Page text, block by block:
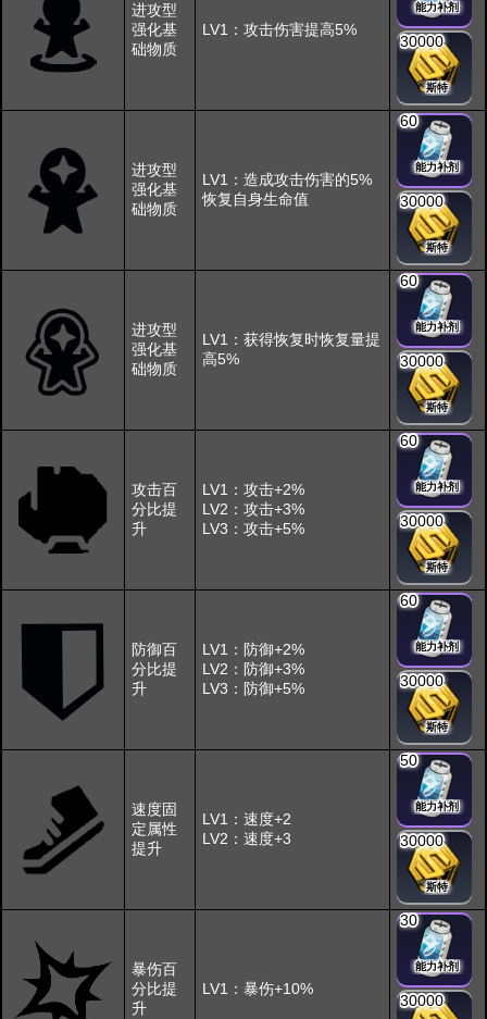
进攻型
强化基
础物质
LV1：攻击伤害提高5%
能力补剂
30000
斯特
进攻型
强化基
础物质
LV1：造成攻击伤害的5%
恢复自身生命值
60
能力补剂
30000
斯特
进攻型
强化基
础物质
LV1：获得恢复时恢复量提
高5%
60
能力补剂
30000
斯特
攻击百
分比提
升
LV1：攻击+2%
LV2：攻击+3%
LV3：攻击+5%
60
能力补剂
30000
斯特
防御百
分比提
升
LV1：防御+2%
LV2：防御+3%
LV3：防御+5%
60
能力补剂
30000
斯特
速度固
定属性
提升
LV1：速度+2
LV2：速度+3
50
能力补剂
30000
斯特
暴伤百
分比提
升
LV1：暴伤+10%
30
能力补剂
30000